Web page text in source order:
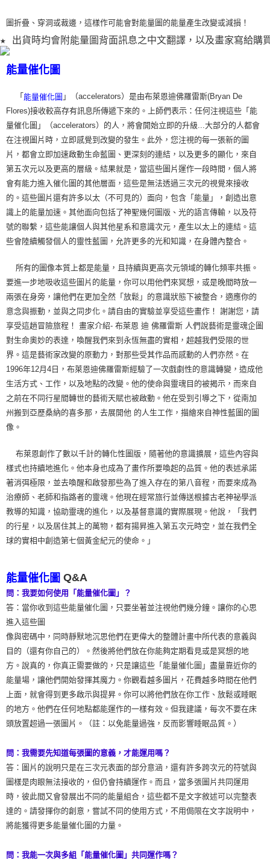
圖折疊、穿洞或裁邊，這樣作可能會對能量圖的能量產生改變或減損！
★ 出貨時均會附能量圖背面訊息之中文翻譯，以及畫家寫給購
能量催化圖
「 能量催化圖 」（accelerators）是由布萊恩迪佛羅雷斯(Bryan De
Flores)接收較高存有訊息所傳遞下來的。上師們表示：任何注視這些「能
量催化圖」（accelerators）的人，將會開始立即的升級...大部分的人都會
在注視圖片時，立即感覺到改變的發生。此外，您注視的每一張新的圖
片，都會立即加速啟動生命藍圖、更深刻的連結，以及更多的顯化，來自
第五次元以及更高的層級。結果就是，當這些圖片運作一段時間，個人將
會有能力進入催化圖的其他層面，這些是無法透過三次元的視覺來接收
的。這些圖片還有許多以太（不可見的）面向，包含「能量」，創造出意
識上的能量加速。其他面向包括了神聖幾何圖版、光的語言傳輸，以及符
號的聯繫，這些能讓個人與其他星系和意識次元，產生以太上的連結。這
些會陸續觸發個人的靈性藍圖，允許更多的光和知識，在身體內整合。
所有的圖像本質上都是能量，且持續與更高次元領域的轉化頻率共振。
要進一步地吸收這些圖片的能量，你可以用他們來冥想，或是晚間時放一
兩張在身旁，讓他們在更加全然「放鬆」的意識狀態下被整合，適應你的
意念與振動，並與之同步化。請自由的實驗並享受這些畫作！ 謝謝您，請
享受這趟冒險旅程！ 畫家介紹- 布萊恩 迪 佛羅雷斯 人們說藝術是靈魂企圖
對生命奧妙的表達，喚醒我們來到永恆無盡的實相，超越我們受限的世
界。這是藝術家改變的原動力，對那些受其作品而感動的人們亦然。在
1996年12月4日，布萊恩迪佛羅雷斯經驗了一次戲劇性的意識轉變，造成他
生活方式、工作，以及地點的改變。他的使命與靈魂目的被揭示，而來自
之前在不同行星間轉世的藝術天賦也被啟動。他在受到引導之下，從南加
州搬到亞歷桑納的喜多那，去展開他 的人生工作，描繪來自神性藍圖的圖
像。
布萊恩創作了數以千計的轉化性圖版，隨著他的意識擴展，這些內容與
樣式也持續地進化。他本身也成為了畫作所要喚起的品質。他的表述承諾
著消弭極限，並去喚醒和啟發那些為了進入存在的第八音程，而要來成為
治療師、老師和指路者的靈魂。他現在經常旅行並傳送根據古老神祕學派
教導的知識，協助靈魂的進化，以及基督意識的實際展現。他說，「我們
的行星，以及居住其上的萬物，都有揚昇進入第五次元時空，並在我們全
球的實相中創造第七個黃金紀元的使命。」
能量催化圖 Q&A
問：我要如何使用「能量催化圖」？
答：當你收到這些能量催化圖，只要坐著並注視他們幾分鐘。讓你的心思
進入這些圖
像與密碼中，同時靜默地沉思他們在更偉大的整體計畫中所代表的意義與
目的（還有你自己的）。然後將他們放在你能夠定期看見或是冥想的地
方。說真的，你真正需要做的，只是讓這些「能量催化圖」盡量靠近你的
能量場，讓他們開始發揮其魔力。你觀看越多圖片，花費越多時間在他們
上面，就會得到更多啟示與提昇。你可以將他們放在你工作、放鬆或睡眠
的地方。他們在任何地點都能運作的一樣有效。但我建議，每次不要在床
頭放置超過一張圖片。（註：以免能量過強，反而影響睡眠品質。）
問：我需要先知道每張圖的意義，才能運用嗎？
答：圖片的說明只是在三次元表面的部分意涵，還有許多跨次元的符號與
圖樣是肉眼無法接收的，但仍會持續運作。而且，當多張圖片共同運用
時，彼此間又會發展出不同的能量組合，這些都不是文字敘述可以完整表
達的。請發揮你的創意，嘗試不同的使用方式，不用侷限在文字說明中，
將能獲得更多能量催化圖的力量。
問：我能一次與多組「能量催化圖」共同運作嗎？